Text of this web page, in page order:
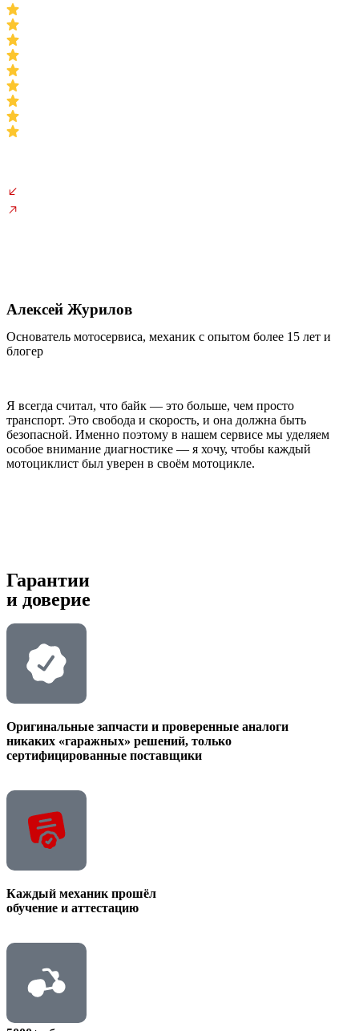
Алексей Журилов
Основатель мотосервиса, механик с опытом более 15 лет и
блогер
Я всегда считал, что байк — это больше, чем просто
транспорт. Это свобода и скорость, и она должна быть
безопасной. Именно поэтому в нашем сервисе мы уделяем
особое внимание диагностике — я хочу, чтобы каждый
мотоциклист был уверен в своём мотоцикле.
Гарантии
и доверие
Оригинальные запчасти и проверенные аналоги
никаких «гаражных» решений, только
сертифицированные поставщики
Каждый механик прошёл
обучение и аттестацию